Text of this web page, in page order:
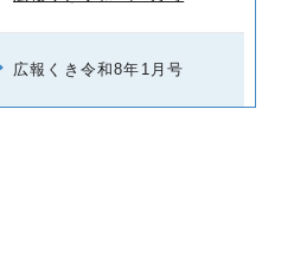
広報くき令和8年1月号